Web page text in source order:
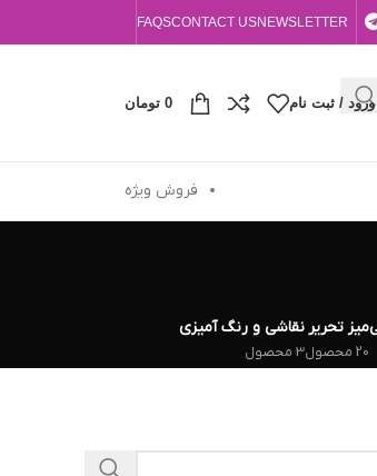
NEWSLETTER
CONTACT US
FAQS
ورود / ثبت نام 0 تومان
فروش ویژه
میز تحریر
20 محصول
نقاشی و رنگ آمیزی
3 محصول